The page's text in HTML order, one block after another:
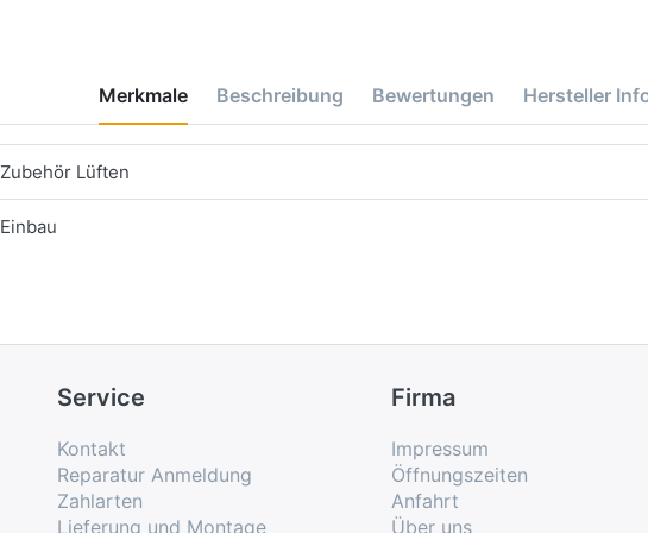
Merkmale Beschreibung Bewertungen Hersteller
Zubehör Lüften
Einbau
Service
Kontakt
Reparatur Anmeldung
Zahlarten
Lieferung und Montage
Firma
Impressum
Öffnungszeiten
Anfahrt
Über uns